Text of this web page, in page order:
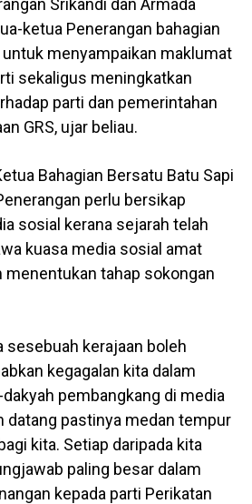
ketua Penerangan bahagian
menyampaikan maklumat
sekaligus meningkatkan
parti dan pemerintahan
GRS, ujar beliau.
Bahagian Bersatu Batu Sapi
perlu bersikap
sosial kerana sejarah telah
kuasa media sosial amat
menentukan tahap sokongan
sesebuah kerajaan boleh
kegagalan kita dalam
pembangkang di media
datang pastinya medan tempur
kita. Setiap daripada kita
paling besar dalam
kepada parti Perikatan